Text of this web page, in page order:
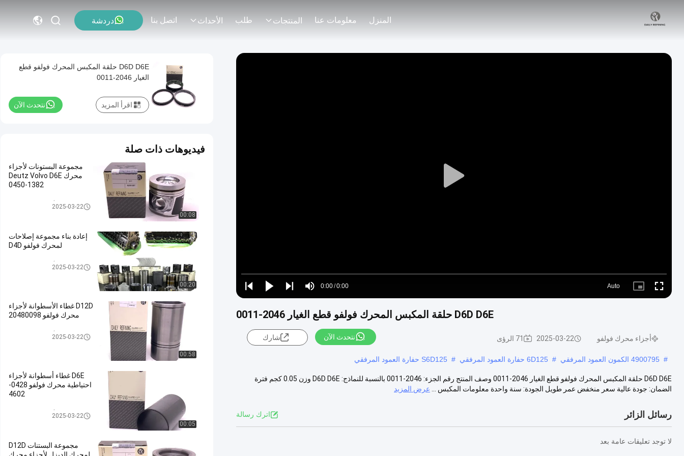
المنزل معلومات عنا المنتجات طلب الأحداث اتصل بنا دردشة
Play
Play
Play
Play
Mute
Time
0:00/0:00
Loaded:
0%
Auto
Picture- Fullscreen
D6D D6E حلقة المكبس المحرك فولفو قطع الغيار 2046-0011
أجزاء محرك فولفو 2025-03-22 71 الرؤى نتحدث الآن شارك
# 4900795 الكمون العمود المرفقي # 6D125 حفارة العمود المرفقي # S6D125 حفارة العمود المرفقي
D6D D6E حلقة المكبس المحرك فولفو قطع الغيار 2046-0011 وصف المنتج رقم الجزء: 2046-0011 بالنسبة للنماذج: D6D D6E وزن 0.05 كجم فترة
الضمان: جودة عالية سعر منخفض عمر طويل الجودة: سنة واحدة معلومات المكبس ...
عرض المزيد
رسائل الزائر اترك رسالة
لا توجد تعليقات عامة بعد
D6D D6E حلقة المكبس المحرك فولفو قطع
الغيار 2046-0011
نتحدث الآن اقرأ المزيد
فيديوهات ذات صلة
00:08
مجموعة البستونات لأجزاء
محرك Deutz Volvo D6E
0450-1382
أجزاء محرك فولفو2025-03-22
00:20
إعادة بناء مجموعة إصلاحات
لمحرك فولفو D4D
أجزاء محرك فولفو2025-03-22
00:58
D12D غطاء الأسطوانة لأجزاء
محرك فولفو 20480098
أجزاء محرك فولفو2025-03-22
00:05
D6E غطاء أسطوانة لأجزاء
احتياطية محرك فولفو 0428-
4602
أجزاء محرك فولفو2025-03-22
مجموعة البستنات D12D